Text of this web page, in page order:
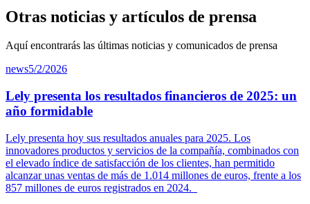
Otras noticias y artículos de prensa
Aquí encontrarás las últimas noticias y comunicados de prensa
news5/2/2026
Lely presenta los resultados financieros de 2025: un
año formidable
Lely presenta hoy sus resultados anuales para 2025. Los
innovadores productos y servicios de la compañía, combinados con
el elevado índice de satisfacción de los clientes, han permitido
alcanzar unas ventas de más de 1.014 millones de euros, frente a los
857 millones de euros registrados en 2024.